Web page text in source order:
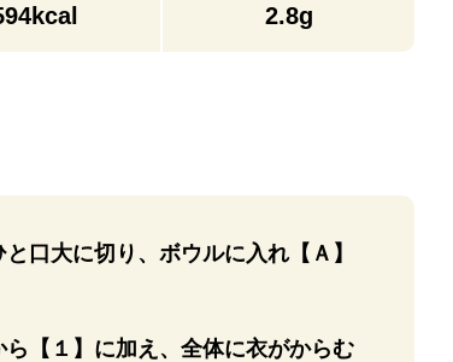
2.8g
口大に切り、ボウルに入れ【Ａ】
ら【１】に加え、全体に衣がからむ